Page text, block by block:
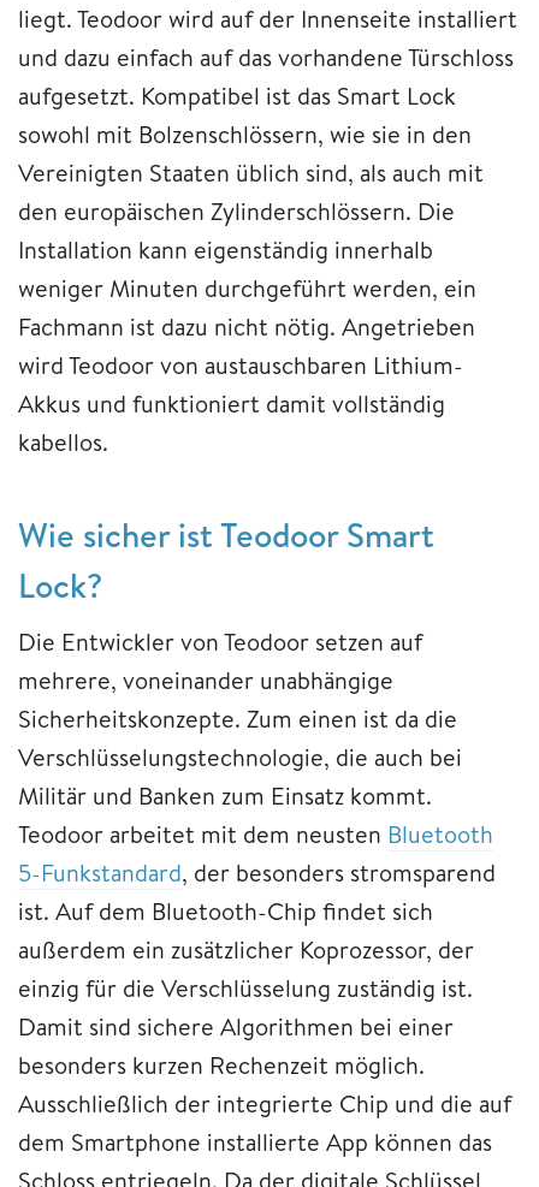
liegt. Teodoor wird auf der Innenseite installiert
und dazu einfach auf das vorhandene Türschloss
aufgesetzt. Kompatibel ist das Smart Lock
sowohl mit Bolzenschlössern, wie sie in den
Vereinigten Staaten üblich sind, als auch mit
den europäischen Zylinderschlössern. Die
Installation kann eigenständig innerhalb
weniger Minuten durchgeführt werden, ein
Fachmann ist dazu nicht nötig. Angetrieben
wird Teodoor von austauschbaren Lithium-
Akkus und funktioniert damit vollständig
kabellos.
Wie sicher ist Teodoor Smart
Lock?
Die Entwickler von Teodoor setzen auf
mehrere, voneinander unabhängige
Sicherheitskonzepte. Zum einen ist da die
Verschlüsselungstechnologie, die auch bei
Militär und Banken zum Einsatz kommt.
Teodoor arbeitet mit dem neusten Bluetooth
5-Funkstandard, der besonders stromsparend
ist. Auf dem Bluetooth-Chip findet sich
außerdem ein zusätzlicher Koprozessor, der
einzig für die Verschlüsselung zuständig ist.
Damit sind sichere Algorithmen bei einer
besonders kurzen Rechenzeit möglich.
Ausschließlich der integrierte Chip und die auf
dem Smartphone installierte App können das
Schloss entriegeln. Da der digitale Schlüssel